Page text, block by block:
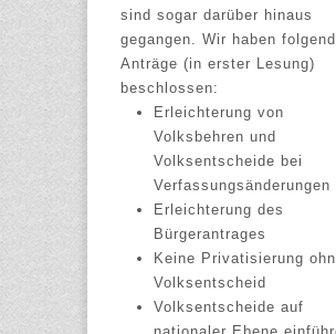
sind sogar darüber hinaus
gegangen. Wir haben
Anträge (in erster Lesung)
beschlossen:
Erleichterung von
Volksbehren und
Volksentscheide bei
Verfassungsänderungen
Erleichterung des
Bürgerantrages
Keine Privatisierung
Volksentscheid
Volksentscheide auf